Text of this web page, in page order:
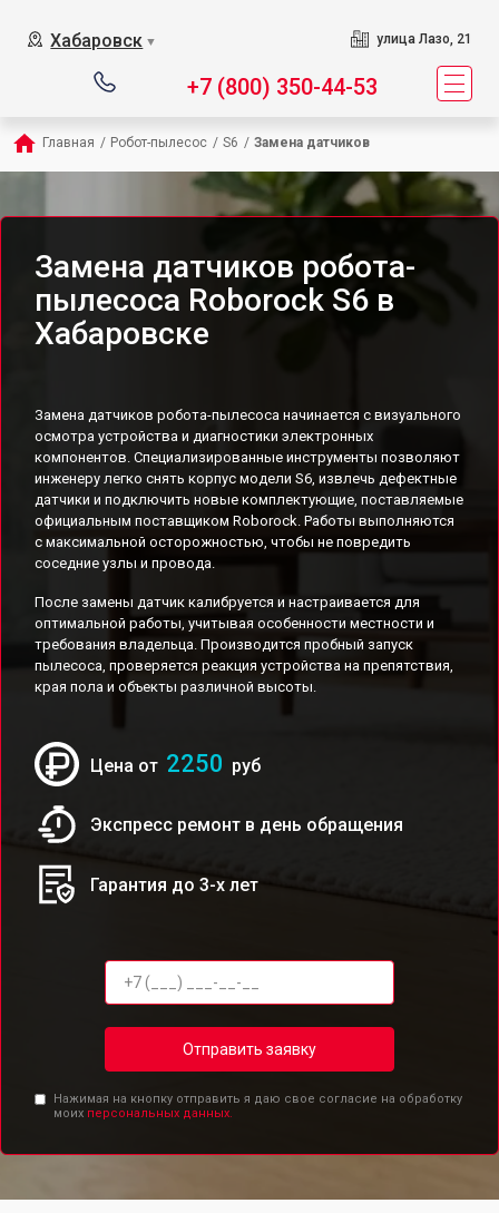
Хабаровск ▼ улица Лазо, 21
+7 (800) 350-44-53
Главная / Робот-пылесос / S6 / Замена датчиков
Замена датчиков робота-
пылесоса Roborock S6 в
Хабаровске
Замена датчиков робота-пылесоса начинается с визуального
осмотра устройства и диагностики электронных
компонентов. Специализированные инструменты позволяют
инженеру легко снять корпус модели S6, извлечь дефектные
датчики и подключить новые комплектующие, поставляемые
официальным поставщиком Roborock. Работы выполняются
с максимальной осторожностью, чтобы не повредить
соседние узлы и провода.
После замены датчик калибруется и настраивается для
оптимальной работы, учитывая особенности местности и
требования владельца. Производится пробный запуск
пылесоса, проверяется реакция устройства на препятствия,
края пола и объекты различной высоты.
Цена от 2250 руб
Экспресс ремонт в день обращения
Гарантия до 3-х лет
Отправить заявку
Нажимая на кнопку отправить я даю свое согласие на обработку
моих персональных данных.